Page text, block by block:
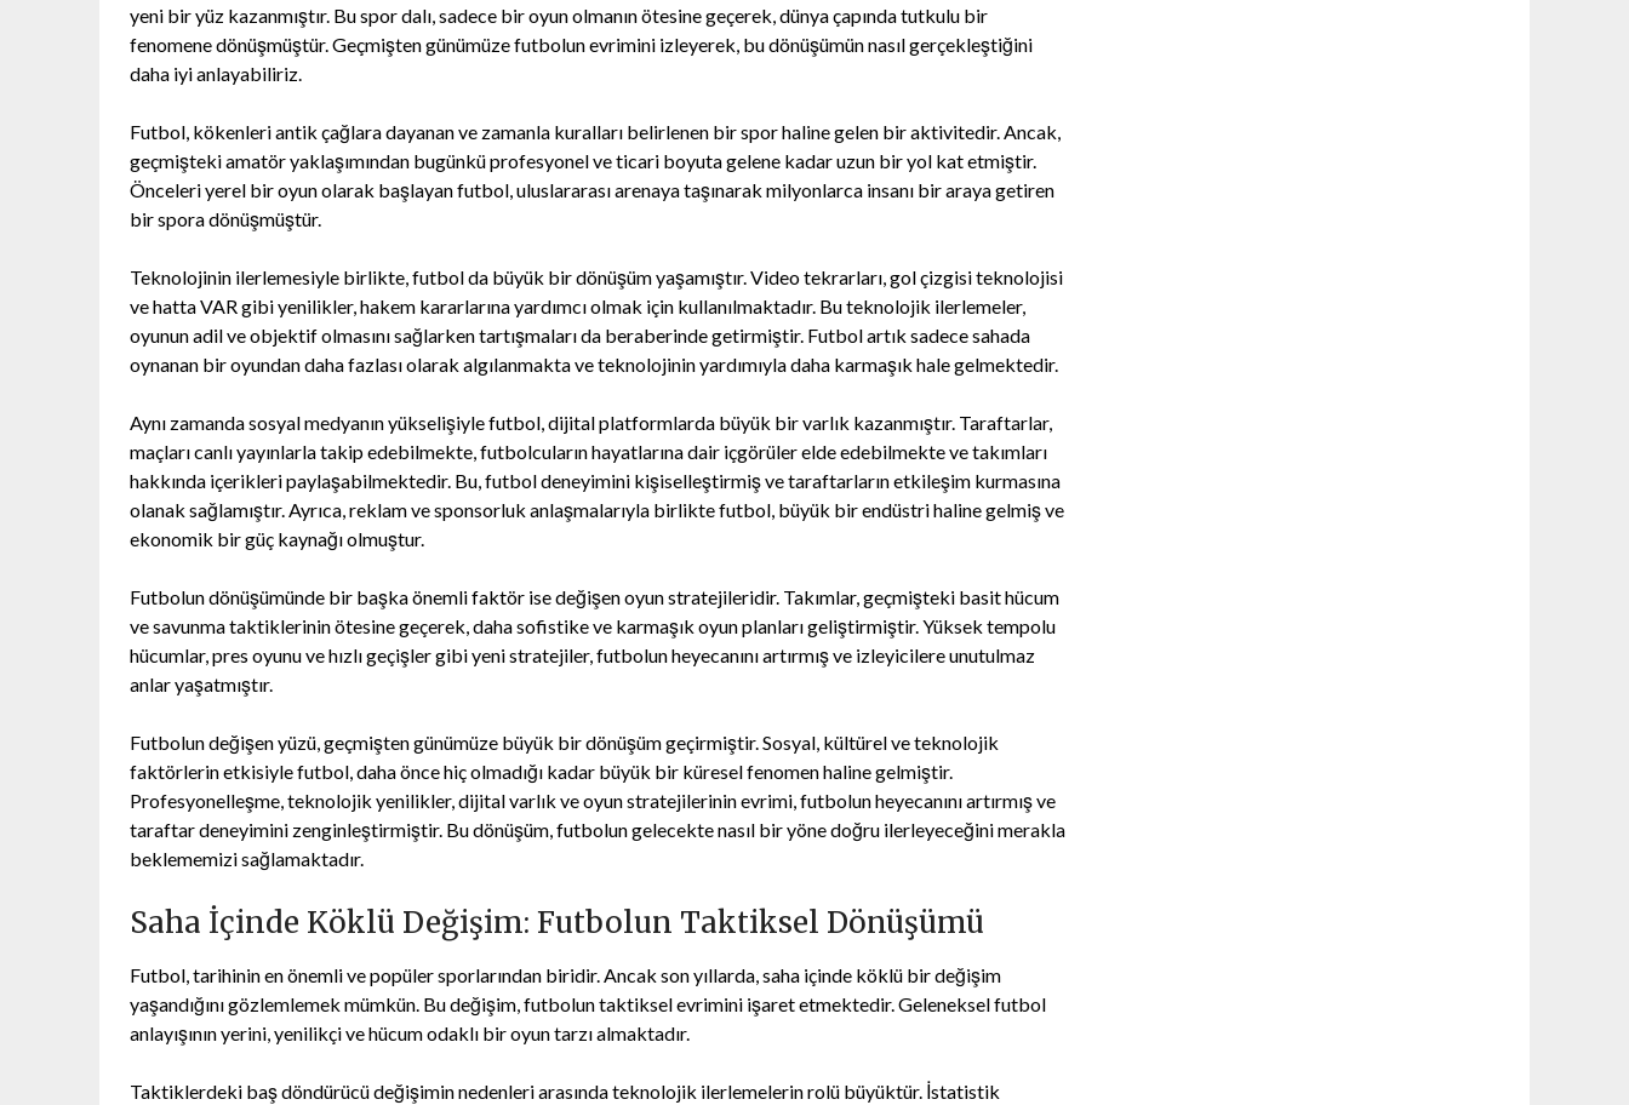
yeni bir yüz kazanmıştır. Bu spor dalı, sadece bir oyun olmanın ötesine geçerek, dünya çapında tutkulu bir
fenomene dönüşmüştür. Geçmişten günümüze futbolun evrimini izleyerek, bu dönüşümün nasıl gerçekleştiğini
daha iyi anlayabiliriz.
Futbol, kökenleri antik çağlara dayanan ve zamanla kuralları belirlenen bir spor haline gelen bir aktivitedir. Ancak,
geçmişteki amatör yaklaşımından bugünkü profesyonel ve ticari boyuta gelene kadar uzun bir yol kat etmiştir.
Önceleri yerel bir oyun olarak başlayan futbol, uluslararası arenaya taşınarak milyonlarca insanı bir araya getiren
bir spora dönüşmüştür.
Teknolojinin ilerlemesiyle birlikte, futbol da büyük bir dönüşüm yaşamıştır. Video tekrarları, gol çizgisi teknolojisi
ve hatta VAR gibi yenilikler, hakem kararlarına yardımcı olmak için kullanılmaktadır. Bu teknolojik ilerlemeler,
oyunun adil ve objektif olmasını sağlarken tartışmaları da beraberinde getirmiştir. Futbol artık sadece sahada
oynanan bir oyundan daha fazlası olarak algılanmakta ve teknolojinin yardımıyla daha karmaşık hale gelmektedir.
Aynı zamanda sosyal medyanın yükselişiyle futbol, dijital platformlarda büyük bir varlık kazanmıştır. Taraftarlar,
maçları canlı yayınlarla takip edebilmekte, futbolcuların hayatlarına dair içgörüler elde edebilmekte ve takımları
hakkında içerikleri paylaşabilmektedir. Bu, futbol deneyimini kişiselleştirmiş ve taraftarların etkileşim kurmasına
olanak sağlamıştır. Ayrıca, reklam ve sponsorluk anlaşmalarıyla birlikte futbol, büyük bir endüstri haline gelmiş ve
ekonomik bir güç kaynağı olmuştur.
Futbolun dönüşümünde bir başka önemli faktör ise değişen oyun stratejileridir. Takımlar, geçmişteki basit hücum
ve savunma taktiklerinin ötesine geçerek, daha sofistike ve karmaşık oyun planları geliştirmiştir. Yüksek tempolu
hücumlar, pres oyunu ve hızlı geçişler gibi yeni stratejiler, futbolun heyecanını artırmış ve izleyicilere unutulmaz
anlar yaşatmıştır.
Futbolun değişen yüzü, geçmişten günümüze büyük bir dönüşüm geçirmiştir. Sosyal, kültürel ve teknolojik
faktörlerin etkisiyle futbol, daha önce hiç olmadığı kadar büyük bir küresel fenomen haline gelmiştir.
Profesyonelleşme, teknolojik yenilikler, dijital varlık ve oyun stratejilerinin evrimi, futbolun heyecanını artırmış ve
taraftar deneyimini zenginleştirmiştir. Bu dönüşüm, futbolun gelecekte nasıl bir yöne doğru ilerleyeceğini merakla
beklememizi sağlamaktadır.
Saha İçinde Köklü Değişim: Futbolun Taktiksel Dönüşümü
Futbol, tarihinin en önemli ve popüler sporlarından biridir. Ancak son yıllarda, saha içinde köklü bir değişim
yaşandığını gözlemlemek mümkün. Bu değişim, futbolun taktiksel evrimini işaret etmektedir. Geleneksel futbol
anlayışının yerini, yenilikçi ve hücum odaklı bir oyun tarzı almaktadır.
Taktiklerdeki baş döndürücü değişimin nedenleri arasında teknolojik ilerlemelerin rolü büyüktür. İstatistik